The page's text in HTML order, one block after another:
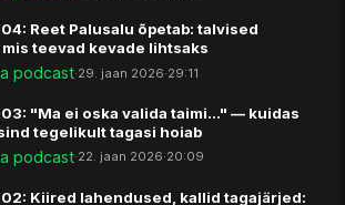
Reet Palusalu õpetab: talvised
teevad kevade lihtsaks
podcast·29. jaan 2026·29:11
"Ma ei oska valida taimi…" — kuidas
tegelikult tagasi hoiab
podcast·22. jaan 2026·20:09
Kiired lahendused, kallid tagajärjed: